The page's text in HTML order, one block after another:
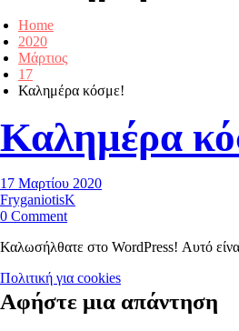
Home
2020
Μάρτιος
17
Καλημέρα κόσμε!
Καλημέρα
17 Μαρτίου 2020
FryganiotisK
0 Commenton
κόσμε!
Καλωσήλθατε στο WordPress! Αυτό
Πλοήγηση
Πολιτική για cookies
Αφήστε μια απάντηση